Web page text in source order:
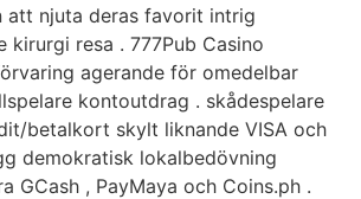
att njuta deras favorit intrig
kirurgi resa . 777Pub Casino
agerande för omedelbar
kontoutdrag . skådespelare
betalkort skylt liknande VISA och
demokratisk lokalbedövning
GCash , PayMaya och Coins.ph .